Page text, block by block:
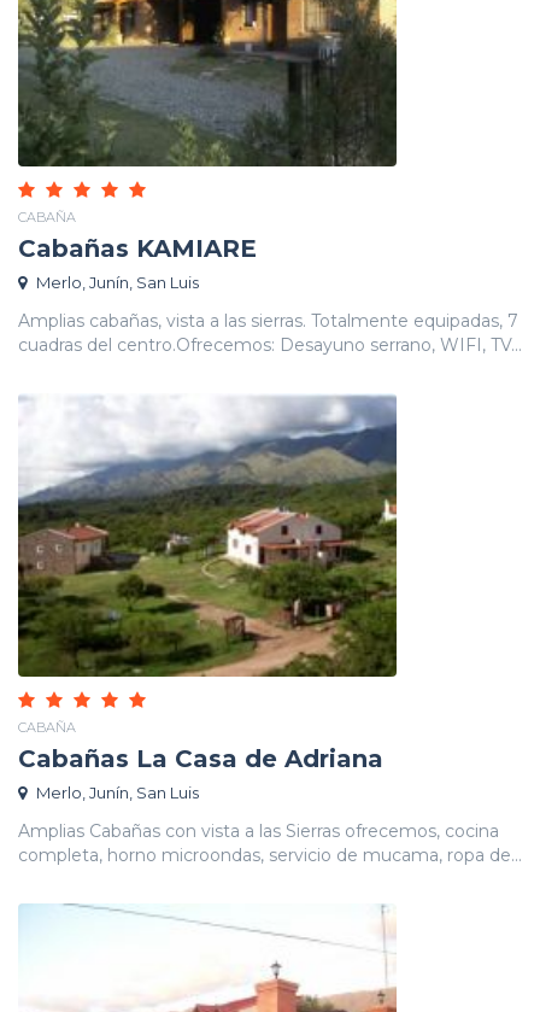
CABAÑA
Cabañas KAMIARE
Merlo, Junín, San Luis
Amplias cabañas, vista a las sierras. Totalmente equipadas, 7
cuadras del centro.Ofrecemos: Desayuno serrano, WIFI, TV...
CABAÑA
Cabañas La Casa de Adriana
Merlo, Junín, San Luis
Amplias Cabañas con vista a las Sierras ofrecemos, cocina
completa, horno microondas, servicio de mucama, ropa de...